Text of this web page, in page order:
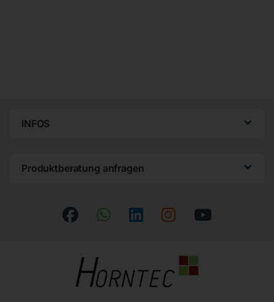
INFOS
Produktberatung anfragen